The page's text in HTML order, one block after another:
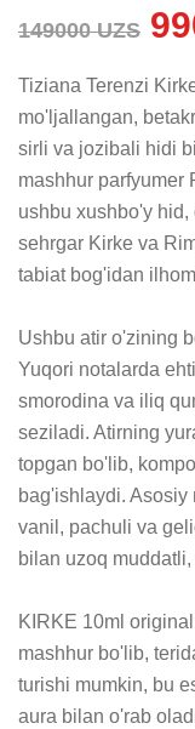
149000 UZS
Tiziana Terenzi
mo'ljallangan,
sirli va jozibali hidi
mashhur parfyumer
ushbu xushbo'y
sehrgar Kirke va
tabiat bog'idan
Ushbu atir o'zining
Yuqori notalarda
smorodina va iliq
seziladi. Atirning
topgan bo'lib,
bag'ishlaydi. Asosiy
vanil, pachuli va
bilan uzoq
KIRKE 10ml
mashhur bo'lib,
turishi mumkin, bu
aura bilan o'rab